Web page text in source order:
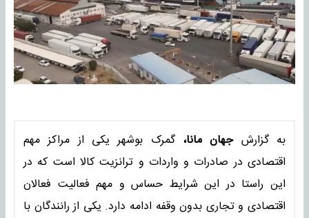
به گزارشجهان مانا، گمرک بوشهر یکی از مراکز مهم
اقتصادی در صادرات و واردات و ترانزیت کالا است که در
این راستا در این شرایط حساس و مهم فعالیت فعالان
اقتصادی و تجاری بدون وقفه ادامه دارد. یکی از رانندگان با